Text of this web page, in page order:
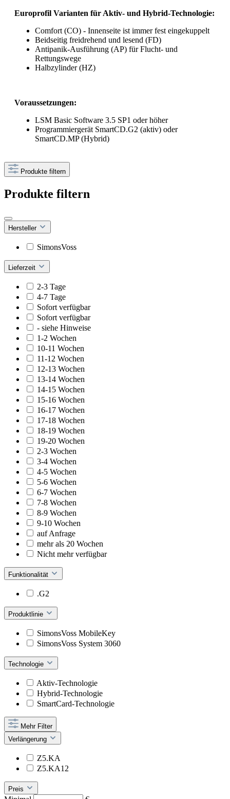
Europrofil Varianten für Aktiv- und Hybrid-Technologie:
Comfort (CO) - Innenseite ist immer fest eingekuppelt
Beidseitig freidrehend und lesend (FD)
Antipanik-Ausführung (AP) für Flucht- und
Rettungswege
Halbzylinder (HZ)
Voraussetzungen:
LSM Basic Software 3.5 SP1 oder höher
Programmiergerät SmartCD.G2 (aktiv) oder
SmartCD.MP (Hybrid)
Produkte filtern
Produkte filtern
Hersteller
SimonsVoss
Lieferzeit
2-3 Tage
4-7 Tage
Sofort verfügbar
Sofort verfügbar
- siehe Hinweise
1-2 Wochen
10-11 Wochen
11-12 Wochen
12-13 Wochen
13-14 Wochen
14-15 Wochen
15-16 Wochen
16-17 Wochen
17-18 Wochen
18-19 Wochen
19-20 Wochen
2-3 Wochen
3-4 Wochen
4-5 Wochen
5-6 Wochen
6-7 Wochen
7-8 Wochen
8-9 Wochen
9-10 Wochen
auf Anfrage
mehr als 20 Wochen
Nicht mehr verfügbar
Funktionalität
.G2
Produktlinie
SimonsVoss MobileKey
SimonsVoss System 3060
Technologie
Aktiv-Technologie
Hybrid-Technologie
SmartCard-Technologie
Mehr Filter
Verlängerung
Z5.KA
Z5.KA12
Preis